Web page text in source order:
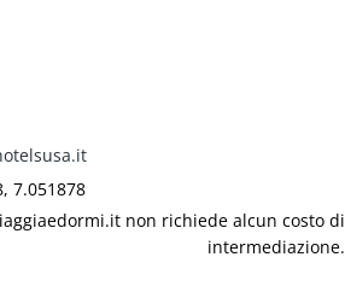
7.051878
non richiede alcun costo di
intermediazione.